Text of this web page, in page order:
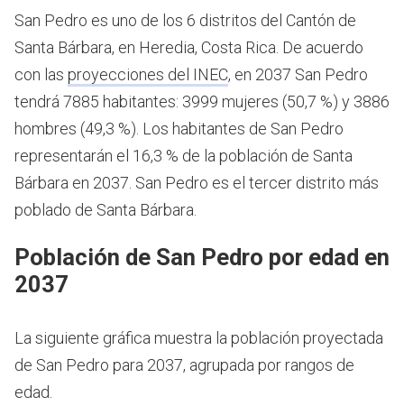
San Pedro es uno de los 6 distritos del Cantón de
Santa Bárbara, en Heredia, Costa Rica. De acuerdo
con las proyecciones del INEC, en 2037 San Pedro
tendrá 7885 habitantes: 3999 mujeres (50,7 %) y 3886
hombres (49,3 %). Los habitantes de San Pedro
representarán el 16,3 % de la población de Santa
Bárbara en 2037. San Pedro es el tercer distrito más
poblado de Santa Bárbara.
Población de San Pedro por edad en
2037
La siguiente gráfica muestra la población proyectada
de San Pedro para 2037, agrupada por rangos de
edad.